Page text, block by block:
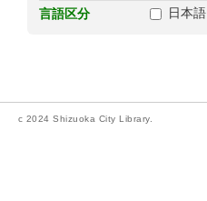
言語区分
日本語
c 2024 Shizuoka City Library.